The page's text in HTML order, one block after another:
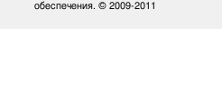
обеспечения. © 2009-2011